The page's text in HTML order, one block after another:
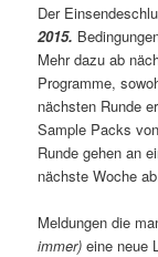
Der
2015.
Mehr dazu ab
Programme,
nächsten Runde
Sample Packs
Runde gehen an
nächste Woche
Meldungen die
immer) eine neue